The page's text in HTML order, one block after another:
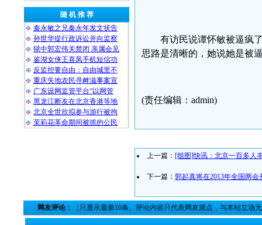
随 机 推 荐
秦永敏之兄秦永年发文状告
孙世华提行政诉讼并向监察
狱中郭宏伟关禁闭 亲属会见
鉴湖女侠王喜凤手机短信功
反监控要自由：自由城里不
重庆失地农民寻衅滋事案宣
广东设网监管平台“以网管
黑龙江断友在北京香港等地
北京全世欣拟参与游行被拘
茉莉花革命期间被抓的公民
有访民说谭怀敏被逼疯
思路是清晰的，她说她是被
(责任编辑：admin)
上一篇： [组图]快讯：北京一百多人
下一篇： 郭起真将在2013年全国两
网友评论： （只显示最新10条。评论内容只代表网友观点，与本站立场